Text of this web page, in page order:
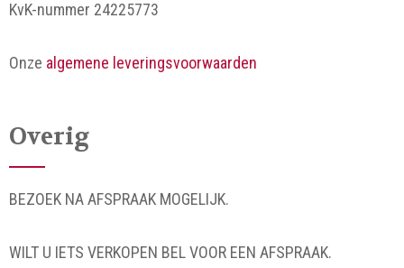
KvK-nummer 24225773
Onze algemene leveringsvoorwaarden
Overig
BEZOEK NA AFSPRAAK MOGELIJK.
WILT U IETS VERKOPEN BEL VOOR EEN AFSPRAAK.